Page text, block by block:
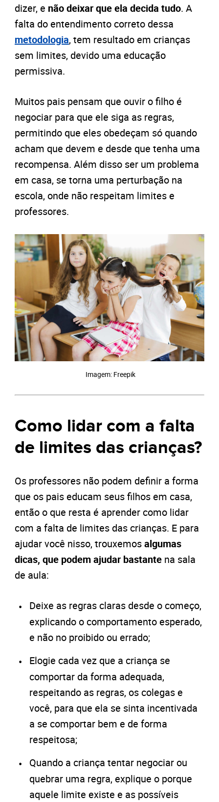
dizer, e não deixar que ela decida tudo. A
falta do entendimento correto dessa
metodologia, tem resultado em crianças
sem limites, devido uma educação
permissiva.
Muitos pais pensam que ouvir o filho é
negociar para que ele siga as regras,
permitindo que eles obedeçam só quando
acham que devem e desde que tenha uma
recompensa. Além disso ser um problema
em casa, se torna uma perturbação na
escola, onde não respeitam limites e
professores.
Imagem: Freepik
Como lidar com a falta
de limites das crianças?
Os professores não podem definir a forma
que os pais educam seus filhos em casa,
então o que resta é aprender como lidar
com a falta de limites das crianças. E para
ajudar você nisso, trouxemosalgumas
dicas, que podem ajudar bastante na sala
de aula:
Deixe as regras claras desde o começo,
explicando o comportamento esperado,
e não no proibido ou errado;
Elogie cada vez que a criança se
comportar da forma adequada,
respeitando as regras, os colegas e
você, para que ela se sinta incentivada
a se comportar bem e de forma
respeitosa;
Quando a criança tentar negociar ou
quebrar uma regra, explique o porque
aquele limite existe e as possíveis